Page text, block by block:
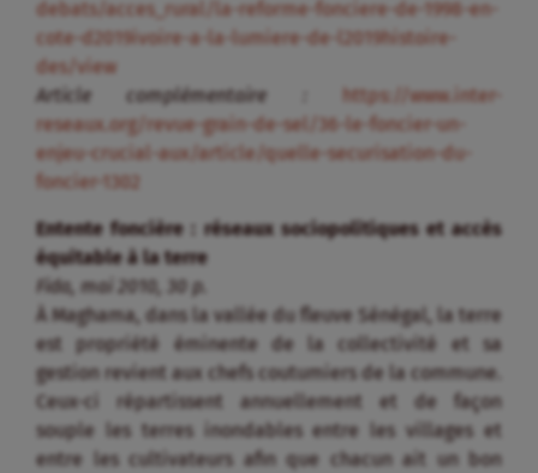
debats/acces_rural/la-reforme-fonciere-de-1998-en-
cote-d2019ivoire-a-la-lumiere-de-l2019histoire-
des/view
Article complémentaire :
https://www.inter-
reseaux.org/revue-grain-de-sel/36-le-foncier-un-
enjeu-crucial-aux/article/quelle-securisation-du-
foncier-1302
Entente foncière : réseaux sociopolitiques et accès
équitable à la terre
Fida, mai 2010, 30 p.
À Maghama, dans la vallée du fleuve Sénégal, la terre
est propriété éminente de la collectivité et sa
gestion revient aux chefs coutumiers de la commune.
Ceux-ci répartissent annuellement et de façon
souple les terres inondables entre les villages et
entre les cultivateurs afin que chacun ait un bon